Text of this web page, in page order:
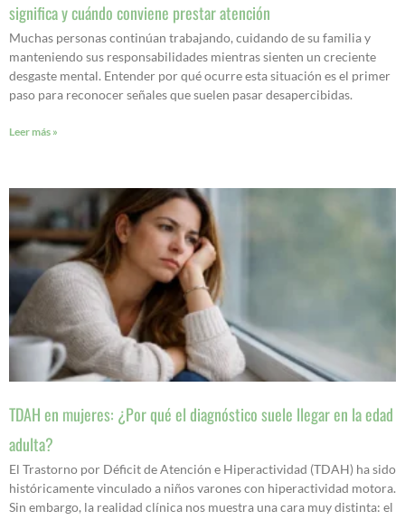
significa y cuándo conviene prestar atención
Muchas personas continúan trabajando, cuidando de su familia y
manteniendo sus responsabilidades mientras sienten un creciente
desgaste mental. Entender por qué ocurre esta situación es el primer
paso para reconocer señales que suelen pasar desapercibidas.
Leer más »
TDAH en mujeres: ¿Por qué el diagnóstico suele llegar en la edad
adulta?
El Trastorno por Déficit de Atención e Hiperactividad (TDAH) ha sido
históricamente vinculado a niños varones con hiperactividad motora.
Sin embargo, la realidad clínica nos muestra una cara muy distinta: el